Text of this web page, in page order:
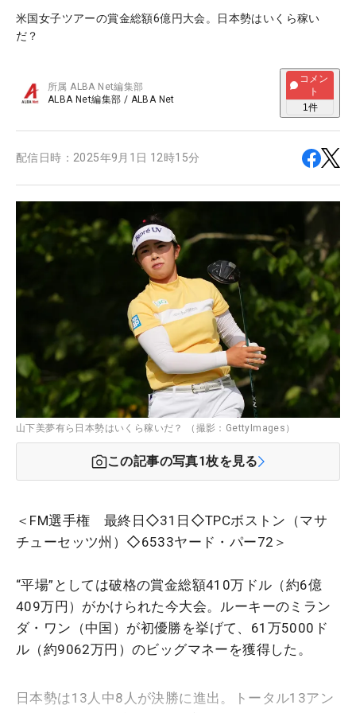
米国女子ツアーの賞金総額6億円大会。日本勢はいくら稼い
だ？
所属ALBA Net編集部
ALBA Net編集部 / ALBA Net
コメン
ト
1件
配信日時： 2025年9月1日 12時15分
山下美夢有ら日本勢はいくら稼いだ？ （撮影：GettyImages）
この記事の写真1枚を見る
＜FM選手権 最終日◇31日◇TPCボストン（マサ
チューセッツ州）◇6533ヤード・パー72＞
“平場”としては破格の賞金総額410万ドル（約6億
409万円）がかけられた今大会。ルーキーのミラン
ダ・ワン（中国）が初優勝を挙げて、61万5000ド
ル（約9062万円）のビッグマネーを獲得した。
日本勢は13人中8人が決勝に進出。トータル13アン